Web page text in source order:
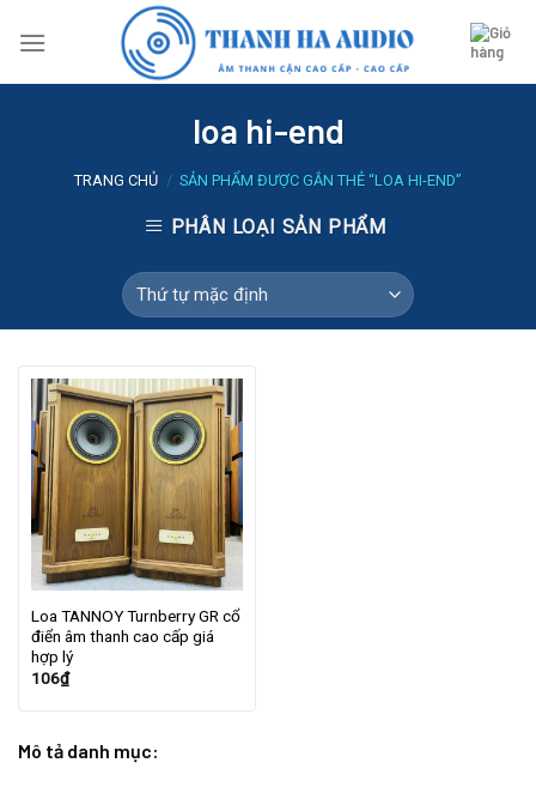
loa hi-end
TRANG CHỦ / SẢN PHẨM ĐƯỢC GẮN THẺ “LOA HI-END”
PHÂN LOẠI SẢN PHẨM
Loa TANNOY Turnberry GR cổ
điển âm thanh cao cấp giá
hợp lý
106₫
Mô tả danh mục: